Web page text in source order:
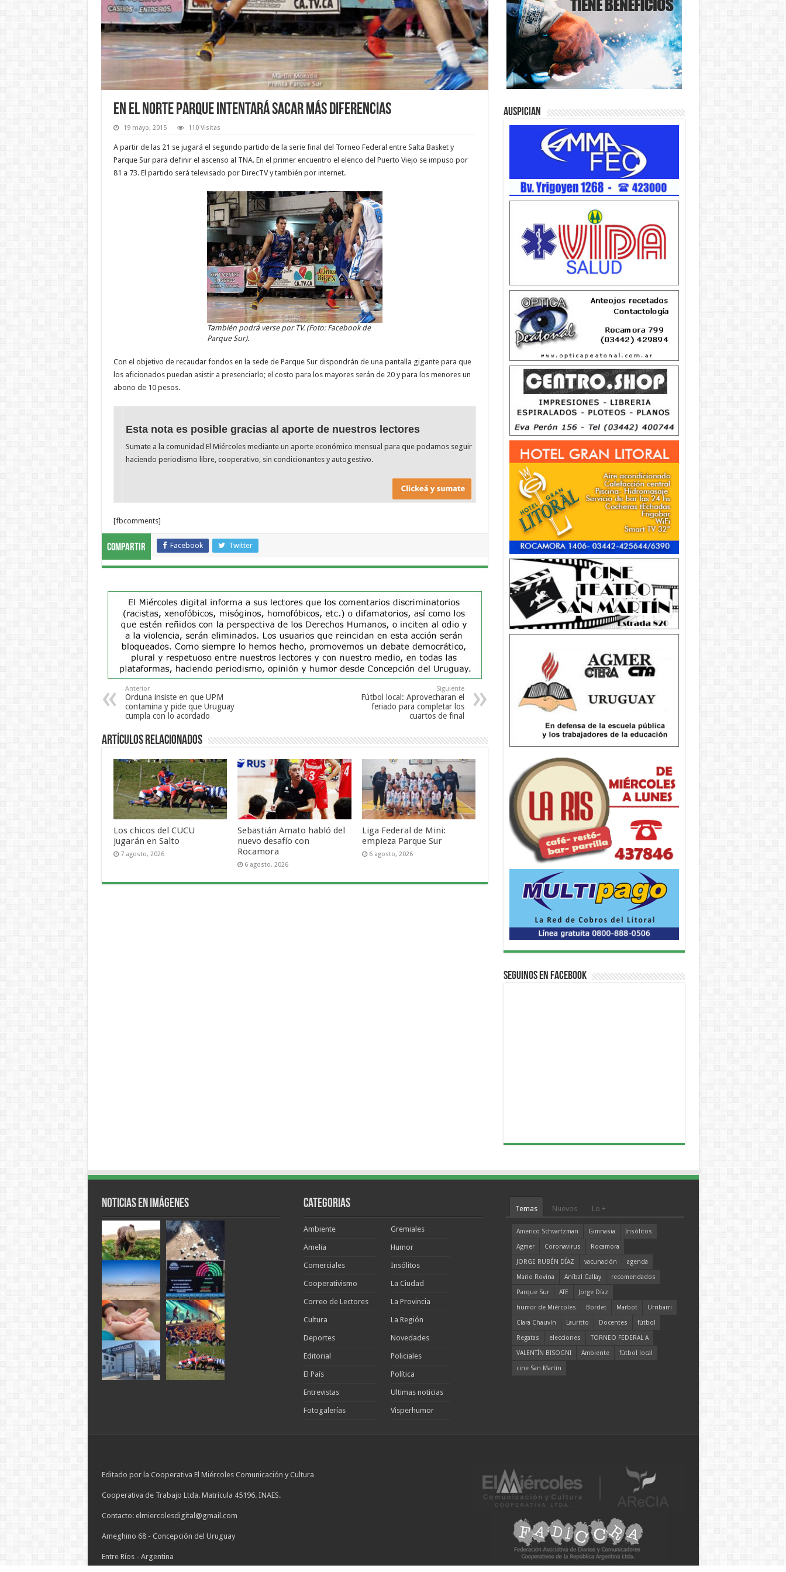
En el norte Parque intentará sacar más diferencias
19 mayo, 2015 110 Visitas
A partir de las 21 se jugará el segundo partido de la serie final del Torneo Federal entre Salta Basket y
Parque Sur para definir el ascenso al TNA. En el primer encuentro el elenco del Puerto Viejo se impuso por
81 a 73. El partido será televisado por DirecTV y también por internet.
También podrá verse por TV. (Foto: Facebook de
Parque Sur).
Con el objetivo de recaudar fondos en la sede de Parque Sur dispondrán de una pantalla gigante para que
los aficionados puedan asistir a presenciarlo; el costo para los mayores serán de 20 y para los menores un
abono de 10 pesos.
Esta nota es posible gracias al aporte de nuestros lectores
Sumate a la comunidad El Miércoles mediante un aporte económico mensual para que podamos seguir
haciendo periodismo libre, cooperativo, sin condicionantes y autogestivo.
[fbcomments]
Compartir Facebook Twitter
Anterior
Orduna insiste en que UPM
contamina y pide que Uruguay
cumpla con lo acordado
Siguiente
Fútbol local: Aprovecharan el
feriado para completar los
cuartos de final
Artículos Relacionados
Los chicos del CUCU
jugarán en Salto
7 agosto, 2026
Sebastián Amato habló del
nuevo desafío con
Rocamora
6 agosto, 2026
Liga Federal de Mini:
empieza Parque Sur
6 agosto, 2026
Auspician
Seguinos en Facebook
Noticias en Imágenes Categorias
Ambiente
Amelia
Comerciales
Cooperativismo
Correo de Lectores
Cultura
Deportes
Editorial
El País
Entrevistas
Fotogalerías
Gremiales
Humor
Insólitos
La Ciudad
La Provincia
La Región
Novedades
Policiales
Política
Ultimas noticias
Visperhumor
Temas Nuevos Lo +
Americo Schvartzman Gimnasia
Insólitos
Agmer
Coronavirus
Rocamora
JORGE RUBÉN DÍAZ
vacunación
agenda
Mario Rovina
Aníbal Gallay
recomendados
Parque Sur
ATE
Jorge Díaz
humor de Miércoles
Bordet Marbot
Urribarri
Clara Chauvín
Lauritto Docentes
fútbol
Regatas
elecciones
TORNEO FEDERAL A
VALENTÍN BISOGNI
Ambiente
fútbol local
cine San Martín
Editado por la Cooperativa El Miércoles Comunicación y Cultura
Cooperativa de Trabajo Ltda. Matrícula 45196. INAES.
Contacto: elmiercolesdigital@gmail.com
Ameghino 68 - Concepción del Uruguay
Entre Ríos - Argentina